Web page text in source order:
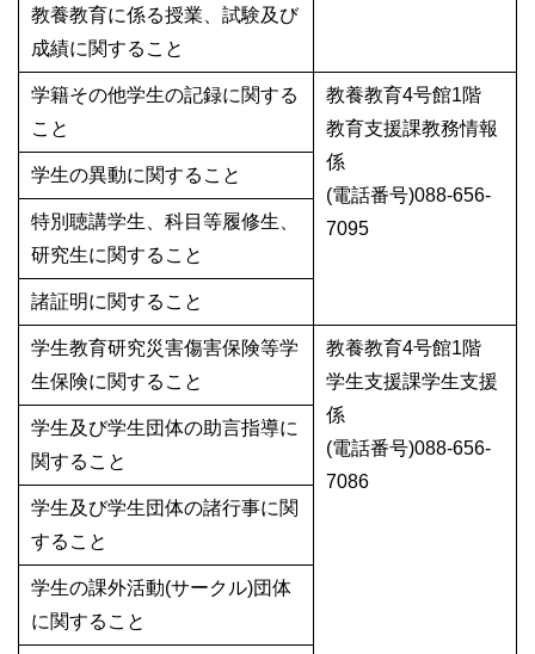
教養教育に係る授業、試験及び
成績に関すること
学籍その他学生の記録に関する
こと
教養教育4号館1階
教育支援課教務情報
係
(電話番号)088-656-
7095
学生の異動に関すること
特別聴講学生、科目等履修生、
研究生に関すること
諸証明に関すること
学生教育研究災害傷害保険等学
生保険に関すること
教養教育4号館1階
学生支援課学生支援
係
(電話番号)088-656-
7086
学生及び学生団体の助言指導に
関すること
学生及び学生団体の諸行事に関
すること
学生の課外活動(サークル)団体
に関すること